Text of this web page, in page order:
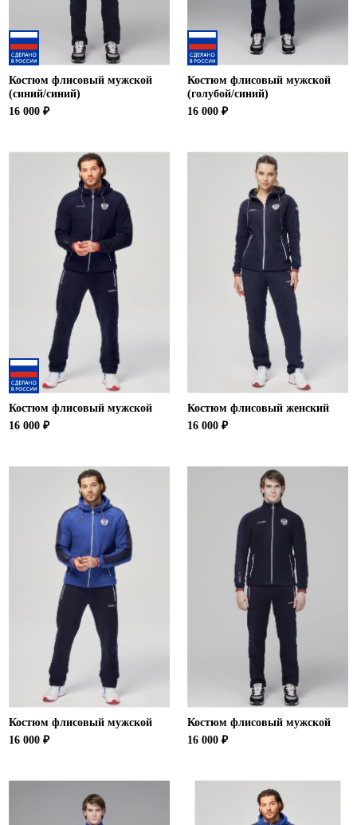
Костюм флисовый мужской
(синий/синий)
16 000 ₽
Костюм флисовый мужской
(голубой/синий)
16 000 ₽
Костюм флисовый мужской
16 000 ₽
Костюм флисовый женский
16 000 ₽
Костюм флисовый мужской
16 000 ₽
Костюм флисовый мужской
16 000 ₽